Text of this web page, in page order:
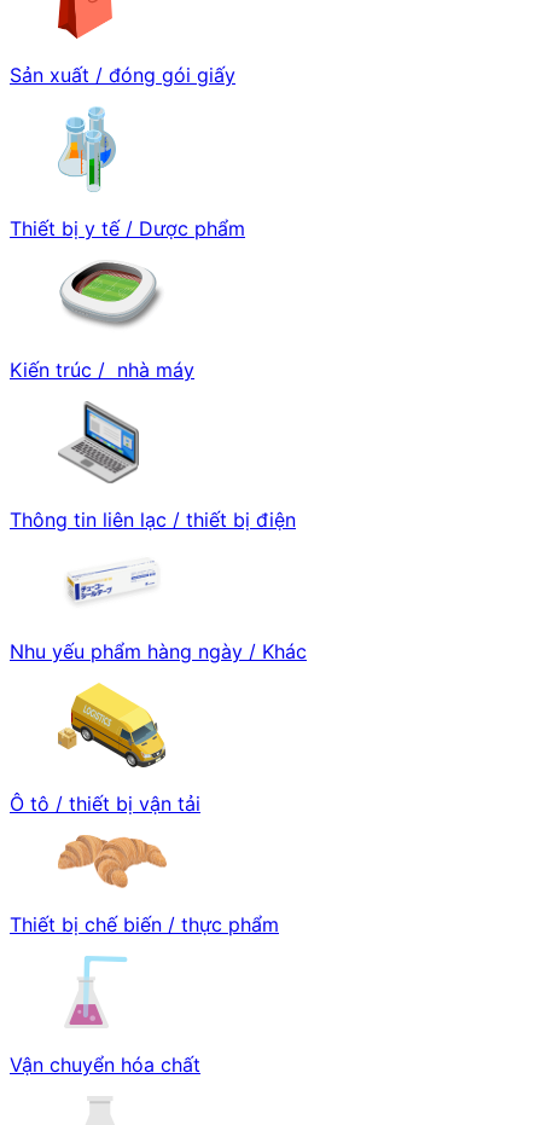
Sản xuất / đóng gói giấy
Thiết bị y tế / Dược phẩm
Kiến trúc / nhà máy
Thông tin liên lạc / thiết bị điện
Nhu yếu phẩm hàng ngày / Khác
Ô tô / thiết bị vận tải
Thiết bị chế biến / thực phẩm
Vận chuyển hóa chất